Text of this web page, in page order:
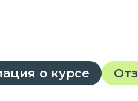
о курсе